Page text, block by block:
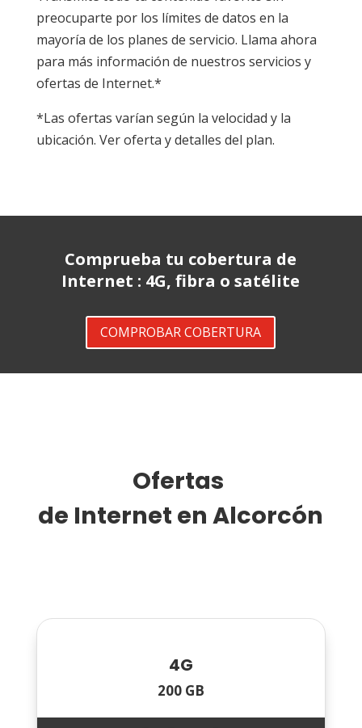
preocuparte por los límites de datos en la
mayoría de los planes de servicio. Llama ahora
para más información de nuestros servicios y
ofertas de Internet.*
*Las ofertas varían según la velocidad y la
ubicación. Ver oferta y detalles del plan.
Comprueba tu cobertura de
Internet : 4G, fibra o satélite
COMPROBAR COBERTURA
Ofertas
de Internet en Alcorcón
4G
200 GB